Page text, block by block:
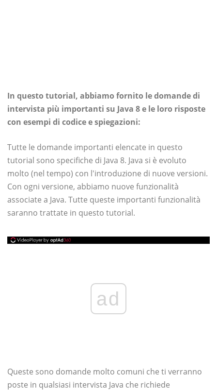
In questo tutorial, abbiamo fornito le domande di
intervista più importanti su Java 8 e le loro risposte
con esempi di codice e spiegazioni:
Tutte le domande importanti elencate in questo
tutorial sono specifiche di Java 8. Java si è evoluto
molto (nel tempo) con l'introduzione di nuove versioni.
Con ogni versione, abbiamo nuove funzionalità
associate a Java. Tutte queste importanti funzionalità
saranno trattate in questo tutorial.
ad
Queste sono domande molto comuni che ti verranno
poste in qualsiasi intervista Java che richiede